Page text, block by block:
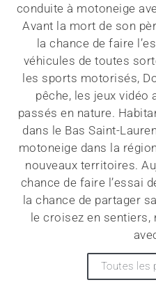
conduite à motoneige
Avant la mort de son
la chance de faire
véhicules de toutes
les sports motorisés,
pêche, les jeux vidéo
passés en nature.
dans le Bas Saint-
motoneige dans la
nouveaux territoires.
chance de faire l’essai
la chance de partager
le croisez en sentiers,
Toutes les